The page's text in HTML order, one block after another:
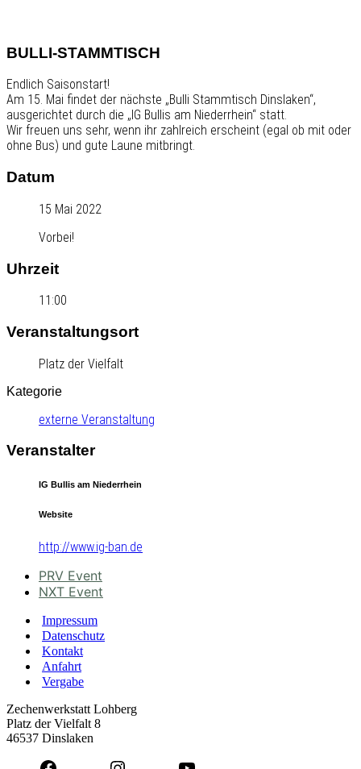
BULLI-STAMMTISCH
Endlich Saisonstart!
Am 15. Mai findet der nächste „Bulli Stammtisch Dinslaken“,
ausgerichtet durch die „IG Bullis am Niederrhein“ statt.
Wir freuen uns sehr, wenn ihr zahlreich erscheint (egal ob mit oder
ohne Bus) und gute Laune mitbringt.
Datum
15 Mai 2022
Vorbei!
Uhrzeit
11:00
Veranstaltungsort
Platz der Vielfalt
Kategorie
externe Veranstaltung
Veranstalter
IG Bullis am Niederrhein
Website
http://www.ig-ban.de
PRV Event
NXT Event
Impressum
Datenschutz
Kontakt
Anfahrt
Vergabe
Zechenwerkstatt Lohberg
Platz der Vielfalt 8
46537 Dinslaken